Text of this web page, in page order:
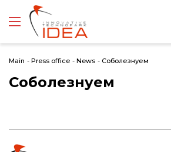
Main - Press office - News - Cоболезнуем
Cоболезнуем